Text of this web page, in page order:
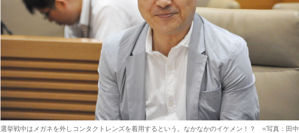
選挙戦中はメガネを外しコンタクトレンズを着用するという。なかなかのイケメン！？ =写真：田中